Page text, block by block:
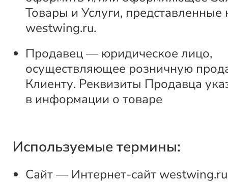
Товары и Услуги, представленные
westwing.ru.
Продавец — юридическое лицо,
осуществляющее розничную
Клиенту. Реквизиты Продавца
в информации о товаре
Используемые термины:
Сайт — Интернет-сайт westwing.ru